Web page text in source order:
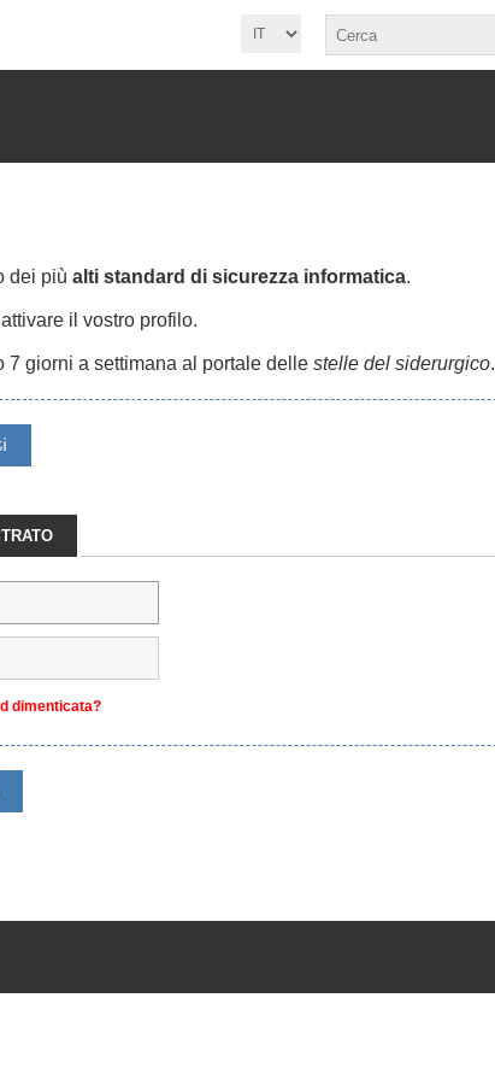
dei più alti standard di sicurezza informatica.
il vostro profilo.
7 giorni a settimana al portale delle stelle del siderurgico.
dimenticata?